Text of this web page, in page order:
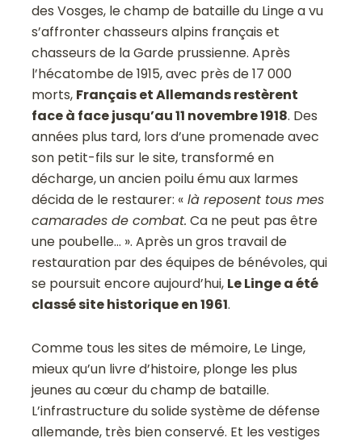
des Vosges, le champ de bataille du Linge a vu
s’affronter chasseurs alpins français et
chasseurs de la Garde prussienne. Après
l’hécatombe de 1915, avec près de 17 000
morts, Français et Allemands restèrent
face à face jusqu’au 11 novembre 1918. Des
années plus tard, lors d’une promenade avec
son petit-fils sur le site, transformé en
décharge, un ancien poilu ému aux larmes
décida de le restaurer: « là reposent tous mes
camarades de combat. Ca ne peut pas être
une poubelle… ». Après un gros travail de
restauration par des équipes de bénévoles, qui
se poursuit encore aujourd’hui, Le Linge a été
classé site historique en 1961.
Comme tous les sites de mémoire, Le Linge,
mieux qu’un livre d’histoire, plonge les plus
jeunes au cœur du champ de bataille.
L’infrastructure du solide système de défense
allemande, très bien conservé. Et les vestiges